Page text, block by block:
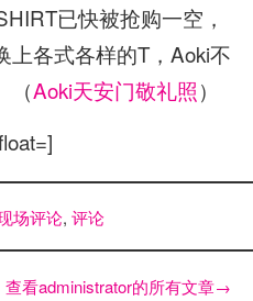
已快被抢购一空，
上各式各样的T，Aoki不
（Aoki天安门敬礼照）
场评论, 评论
查看administrator的所有文章→